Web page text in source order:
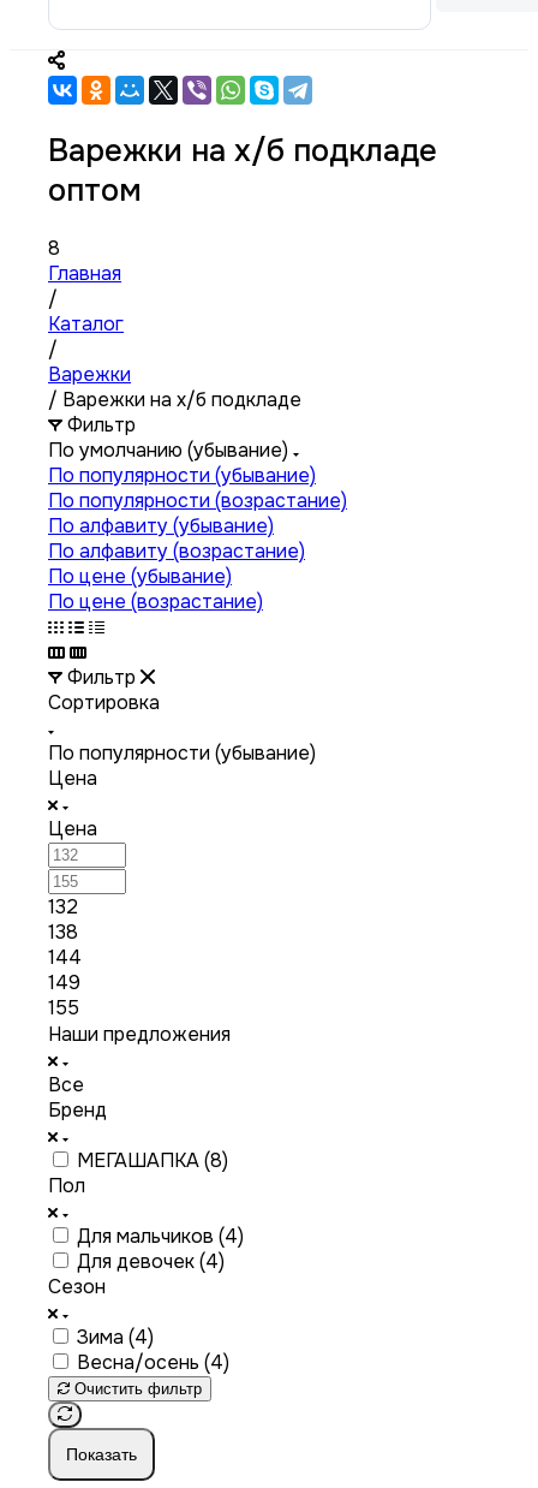
Варежки на х/б подкладе
оптом
8
Главная
/
Каталог
/
Варежки
/ Варежки на х/б подкладе
Фильтр
По умолчанию (убывание)
По популярности (убывание)
По популярности (возрастание)
По алфавиту (убывание)
По алфавиту (возрастание)
По цене (убывание)
По цене (возрастание)
Фильтр
Сортировка
По популярности (убывание)
Цена
Цена
132
138
144
149
155
Наши предложения
Все
Бренд
МЕГАШАПКА (8)
Пол
Для мальчиков (4)
Для девочек (4)
Сезон
Зима (4)
Весна/осень (4)
Очистить фильтр
Показать